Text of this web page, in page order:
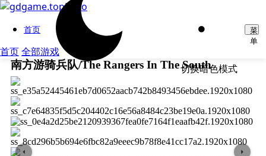
首页
首页全部游戏
切换暗色模式
菜
单
南方游骑兵队/The Rangers In The South